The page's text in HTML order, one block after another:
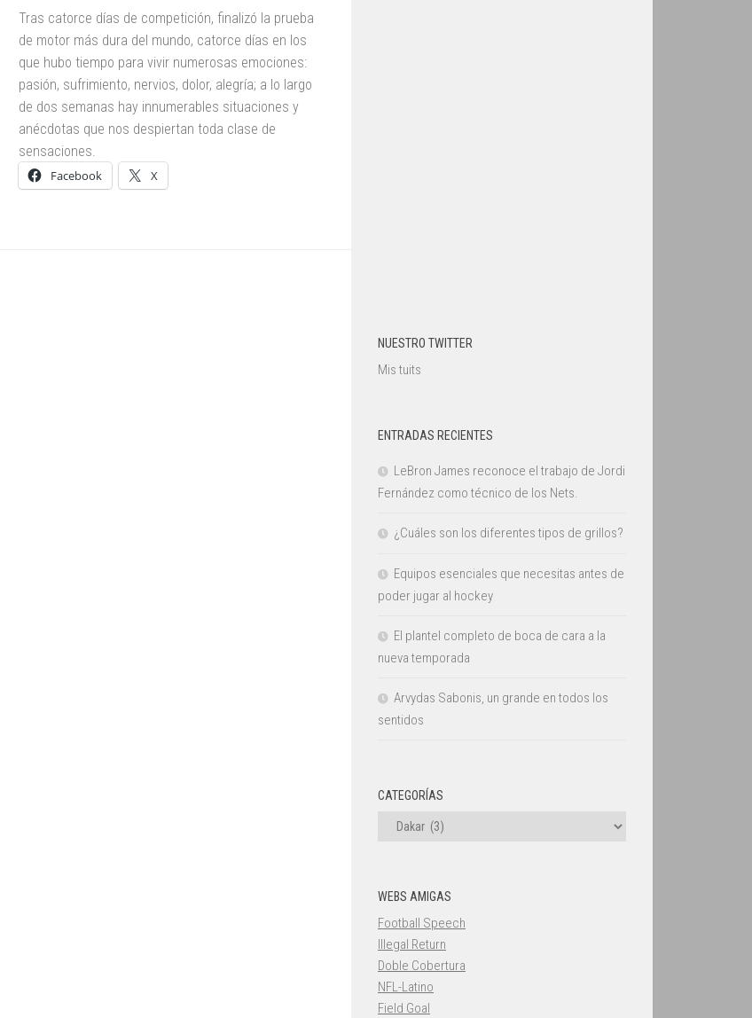
Tras catorce días de competición, finalizó la prueba
de motor más dura del mundo, catorce días en los
que hubo tiempo para vivir numerosas emociones:
pasión, sufrimiento, nervios, dolor, alegría; a lo largo
de dos semanas hay innumerables situaciones y
anécdotas que nos despiertan toda clase de
sensaciones.
Facebook X
NUESTRO TWITTER
Mis tuits
ENTRADAS RECIENTES
LeBron James reconoce el trabajo de Jordi
Fernández como técnico de los Nets.
¿Cuáles son los diferentes tipos de grillos?
Equipos esenciales que necesitas antes de
poder jugar al hockey
El plantel completo de boca de cara a la
nueva temporada
Arvydas Sabonis, un grande en todos los
sentidos
CATEGORÍAS
Categorías
WEBS AMIGAS
Football Speech
Illegal Return
Doble Cobertura
NFL-Latino
Field Goal